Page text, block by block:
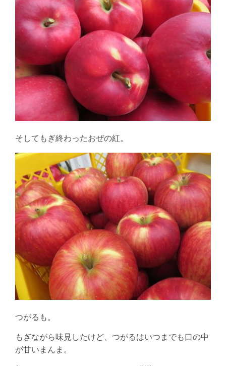
そしてもぎ終わったおぜの紅。
つがるも。
もぎながら味見したけど、つがるはいつまでも口の中
が甘いまんま。